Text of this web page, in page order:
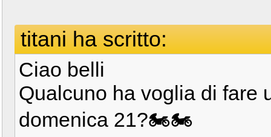
titani ha scritto:
Ciao belli
Qualcuno ha voglia di fare
domenica 21?🏍🏍